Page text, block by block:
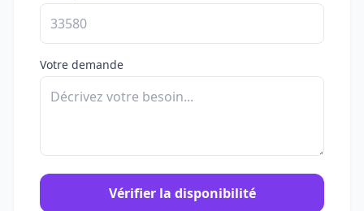
Votre demande
Vérifier la disponibilité